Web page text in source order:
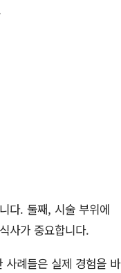
다. 둘째, 시술 부위에
사가 중요합니다.
사례들은 실제 경험을 바